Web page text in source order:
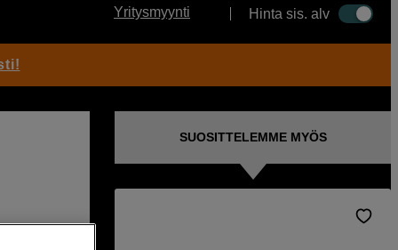
Yritysmyynti Hinta sis. alv
SUOSITTELEMME MYÖS